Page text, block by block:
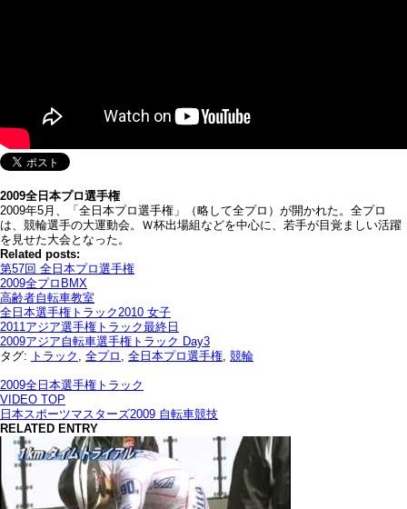
2009全日本プロ選手権
2009年5月、「全日本プロ選手権」（略して全プロ）が開かれた。全プロ
は、競輪選手の大運動会。Ｗ杯出場組などを中心に、若手が目覚ましい活躍
を見せた大会となった。
Related posts:
第57回 全日本プロ選手権
2009全プロBMX
高齢者自転車教室
全日本選手権トラック2010 女子
2011アジア選手権トラック最終日
2009アジア自転車選手権トラック Day3
タグ: トラック 全プロ 全日本プロ選手権 競輪
2009全日本選手権トラック
VIDEO TOP
日本スポーツマスターズ2009 自転車競技
RELATED ENTRY